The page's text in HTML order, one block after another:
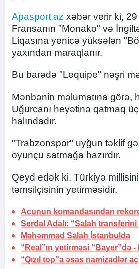
Apasport.az xəbər verir ki, 29
Fransanın "Monako" və
Liqasına yenicə yüksələn
yaxından maraqlanır.
Bu barədə "Lequipe" nəşri
Mənbənin məlumatına görə,
Uğurcanı heyətinə qatmaq
halındadır.
"Trabzonspor" uyğun təklif
oyunçu satmağa hazırdır.
Qeyd edək ki, Türkiyə
təmsilçisinin yetirməsidir.
Acunun komandasından
Serdal Adalı: “Salah
Məhəmməd Salah İstanbulda
“Real”ın yetirməsi “Bayer”də -
“Qızıl top”a əsas namizədlər